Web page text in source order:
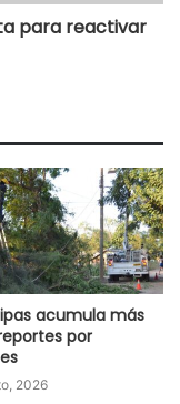
para reactivar
acumula más
por
2026